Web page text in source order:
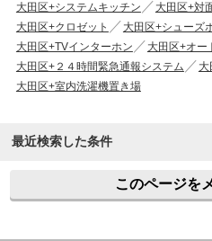
大田区+システムキッチン
大田区+対
大田区+クロゼット
大田区+シューズ
大田区+TVインターホン
大田区+オー
大田区+２４時間緊急通報システム
大
大田区+室内洗濯機置き場
最近検索した条件
このページを